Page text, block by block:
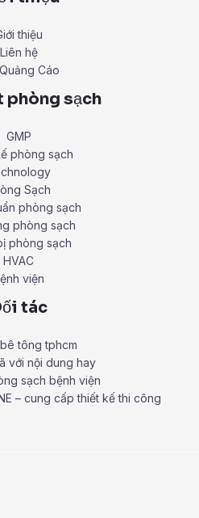
thiệu
Liên hệ
Cáo
phòng sạch
GMP
phòng sạch
Sạch
phòng sạch
phòng sạch
phòng sạch
HVAC
viện
tác
tông tphcm
với nội dung hay
sạch bệnh viện
– cung cấp thiết kế thi công